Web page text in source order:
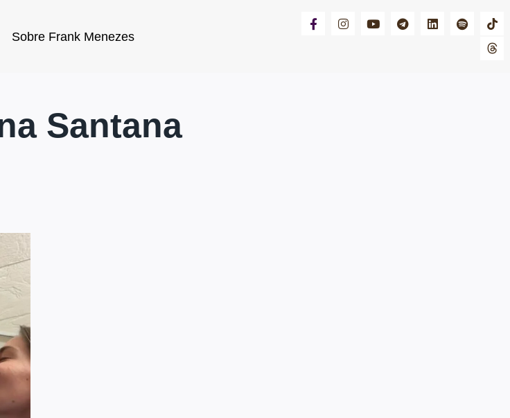
Sobre Frank Menezes
Santana